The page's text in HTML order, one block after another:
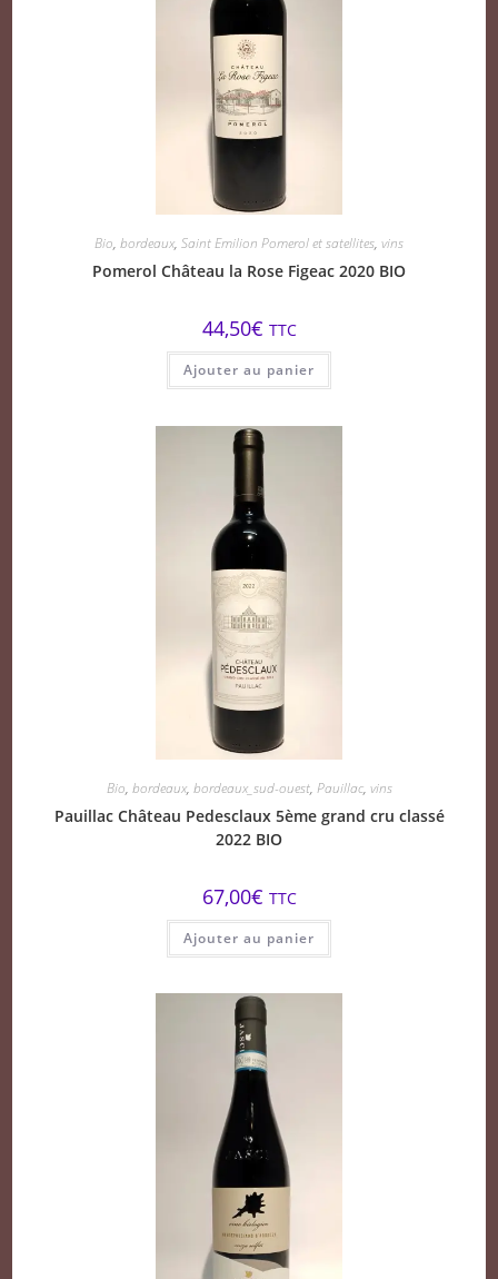
Bio, bordeaux, Saint Emilion Pomerol et satellites, vins
Pomerol Château la Rose Figeac 2020 BIO
44,50€ TTC
Ajouter au panier
Bio, bordeaux, bordeaux_sud-ouest, Pauillac, vins
Pauillac Château Pedesclaux 5ème grand cru classé
2022 BIO
67,00€ TTC
Ajouter au panier